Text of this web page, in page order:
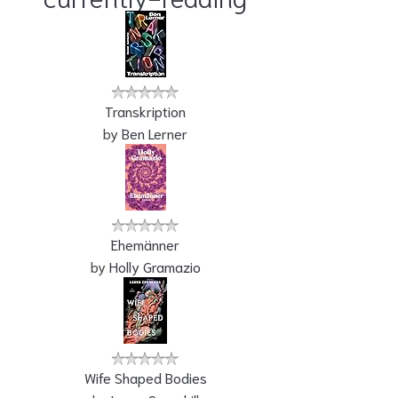
Transkription
byBen Lerner
Ehemänner
byHolly Gramazio
Wife Shaped Bodies